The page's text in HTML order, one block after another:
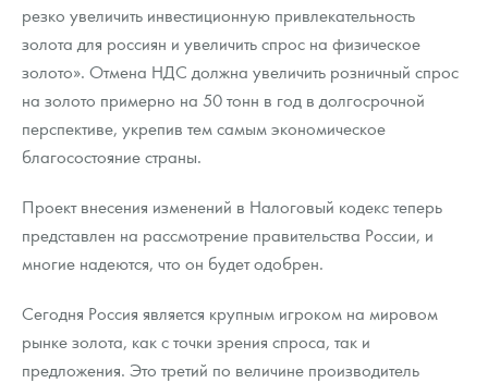
резко увеличить инвестиционную привлекательность
золота для россиян и увеличить спрос на физическое
золото». Отмена НДС должна увеличить розничный спрос
на золото примерно на 50 тонн в год в долгосрочной
перспективе, укрепив тем самым экономическое
благосостояние страны.
Проект внесения изменений в Налоговый кодекс теперь
представлен на рассмотрение правительства России, и
многие надеются, что он будет одобрен.
Сегодня Россия является крупным игроком на мировом
рынке золота, как с точки зрения спроса, так и
предложения. Это третий по величине производитель